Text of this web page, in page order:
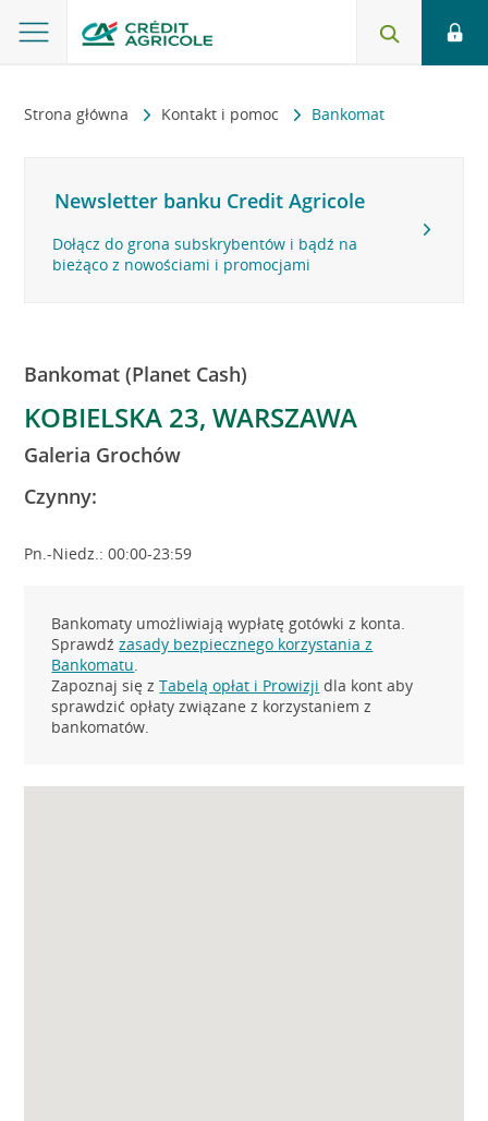
Strona główna Kontakt i pomoc Bankomat
Newsletter banku Credit Agricole
Dołącz do grona subskrybentów i bądź na
bieżąco z nowościami i promocjami
Bankomat (Planet Cash)
KOBIELSKA 23, WARSZAWA
Galeria Grochów
Czynny:
Pn.-Niedz.: 00:00-23:59
Bankomaty umożliwiają wypłatę gotówki z konta.
Sprawdźzasady bezpiecznego korzystania z
Bankomatu.
Zapoznaj się zTabelą opłat i Prowizji dla kont aby
sprawdzić opłaty związane z korzystaniem z
bankomatów.